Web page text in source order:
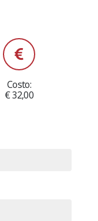
Costo:
€ 32,00